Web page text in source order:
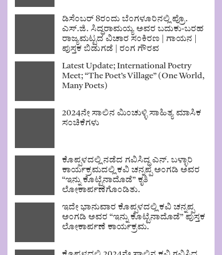
ಡಿಸೆಂಬರ್ 8ರಂದು ಬೆಂಗಳೂರಿನಲ್ಲಿ ಪ್ರೊ.
ಎಸ್.ಜಿ. ಸಿದ್ಧರಾಮಯ್ಯ ಅವರ ಬದುಕು-ಬರಹ
ರಾಜ್ಯಮಟ್ಟದ ವಿಚಾರ ಸಂಕಿರಣ | ಗಾಯನ |
ಪುಸ್ತಕ ಬಿಡುಗಡೆ | ರಂಗ ಗೌರವ
Latest Update; International Poetry
Meet; “The Poet’s Village” (One World,
Many Poets)
2024ನೇ ಸಾಲಿನ ಮಿಂಚುಳ್ಳಿ ಸಾಹಿತ್ಯ ಮಾಸಿಕ
ಸಂಚಿಕೆಗಳು
ಕೊಪ್ಪಳದಲ್ಲಿ ನಡೆದ ಗವಿಸಿದ್ಧ ಎನ್. ಬಳ್ಳಾರಿ
ಕಾರ್ಯಕ್ರಮದಲ್ಲಿ ಕವಿ ಚನ್ನಪ್ಪ ಅಂಗಡಿ ಅವರ
“ಇನ್ನು ಕೊಟ್ಟೆನಾದೊಡೆ” ಕೃತಿ
ಲೋಕಾರ್ಪಣೆಗೊಂಡಿತು.
ಇದೇ ಭಾನುವಾರ ಕೊಪ್ಪಳದಲ್ಲಿ ಕವಿ ಚನ್ನಪ್ಪ
ಅಂಗಡಿ ಅವರ “ಇನ್ನು ಕೊಟ್ಟೆನಾದೊಡೆ” ಪುಸ್ತಕ
ಲೋಕಾರ್ಪಣೆ ಕಾರ್ಯಕ್ರಮ.